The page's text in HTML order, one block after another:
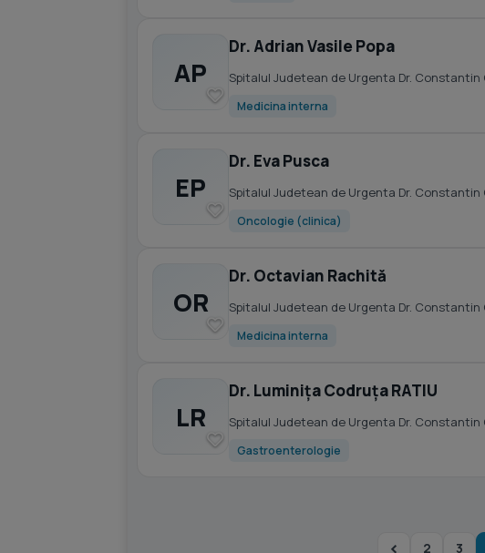
AP
Dr. Adrian Vasile Popa
Spitalul Judetean de Urgenta Dr. Constantin
Medicina interna
EP
Dr. Eva Pusca
Spitalul Judetean de Urgenta Dr. Constantin
Oncologie (clinica)
OR
Dr. Octavian Rachită
Spitalul Judetean de Urgenta Dr. Constantin
Medicina interna
LR
Dr. Luminița Codruța RATIU
Spitalul Judetean de Urgenta Dr. Constantin
Gastroenterologie
2 3